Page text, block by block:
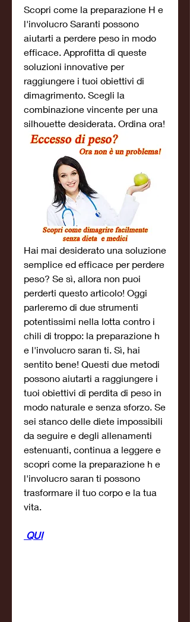
Scopri come la preparazione H e
l'involucro Saranti possono
aiutarti a perdere peso in modo
efficace. Approfitta di queste
soluzioni innovative per
raggiungere i tuoi obiettivi di
dimagrimento. Scegli la
combinazione vincente per una
silhouette desiderata. Ordina ora!
Hai mai desiderato una soluzione
semplice ed efficace per perdere
peso? Se sì, allora non puoi
perderti questo articolo! Oggi
parleremo di due strumenti
potentissimi nella lotta contro i
chili di troppo: la preparazione h
e l'involucro saran ti. Sì, hai
sentito bene! Questi due metodi
possono aiutarti a raggiungere i
tuoi obiettivi di perdita di peso in
modo naturale e senza sforzo. Se
sei stanco delle diete impossibili
da seguire e degli allenamenti
estenuanti, continua a leggere e
scopri come la preparazione h e
l'involucro saran ti possono
trasformare il tuo corpo e la tua
vita.
QUI